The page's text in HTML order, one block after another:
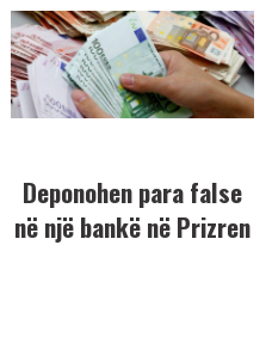
Deponohen para false
në një bankë në Prizren